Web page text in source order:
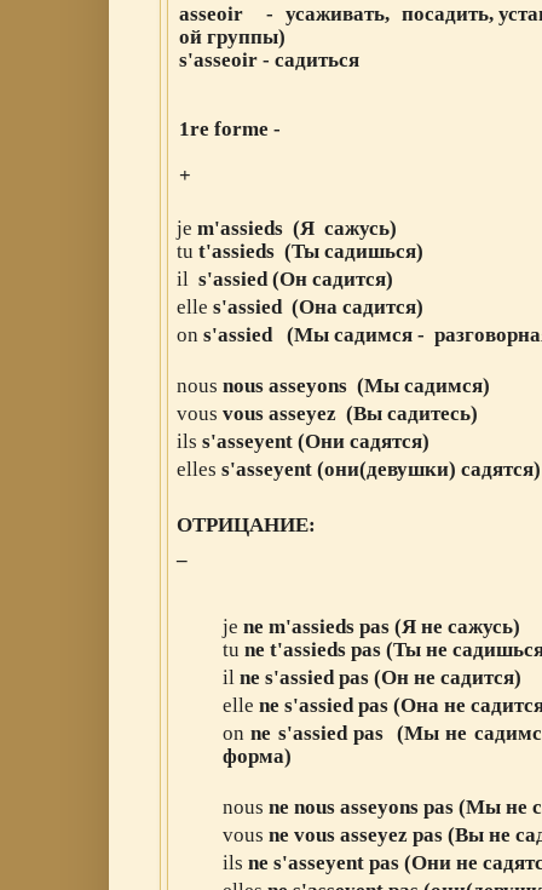
asseoir - усаживать, посадить,
ой группы)
s'asseoir - садиться
1re forme -
+
jе m'assieds (Я сажусь)
tu t'assieds (Ты садишься)
il s'assied (Он садится)
elle s'assied (Она садится)
on s'assied (Мы садимся -
nous nous asseyons (Мы садимся)
vous vous asseyez (Вы садитесь)
ils s'asseyent (Они садятся)
elles s'asseyent (они(девушки) садятся
ОТРИЦАНИЕ:
jе ne m'assieds pas (Я не сажусь)
tu ne t'assieds pas (Ты не
il ne s'assied pas (Он не садится)
elle ne s'assied pas (Она не
on ne s'assiedpas (Мыне
форма)
nous ne nous asseyons pas (Мы не
vous ne vous asseyez pas (Вы не
ils ne s'asseyent pas (Они не